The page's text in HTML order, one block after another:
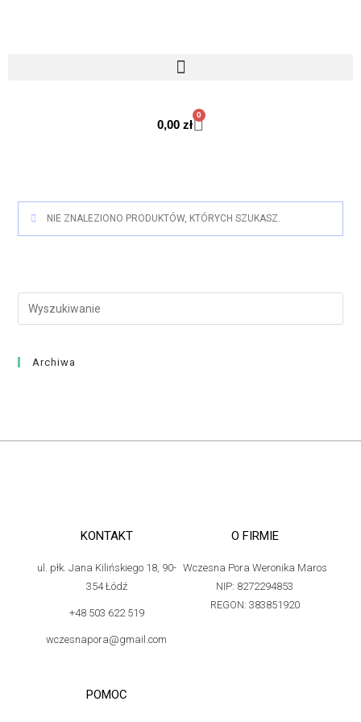
0,00 zł
0
NIE ZNALEZIONO PRODUKTÓW, KTÓRYCH SZUKASZ.
Archiwa
KONTAKT
ul. płk. Jana Kilińskiego 18, 90-
354 Łódź
+48 503 622 519
wczesnapora@gmail.com
O FIRMIE
Wczesna Pora Weronika Maros
NIP: 8272294853
REGON: 383851920
POMOC